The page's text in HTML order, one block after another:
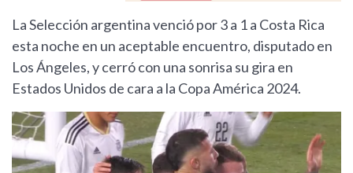
La Selección argentina venció por 3 a 1 a Costa Rica
esta noche en un aceptable encuentro, disputado en
Los Ángeles, y cerró con una sonrisa su gira en
Estados Unidos de cara a la Copa América 2024.